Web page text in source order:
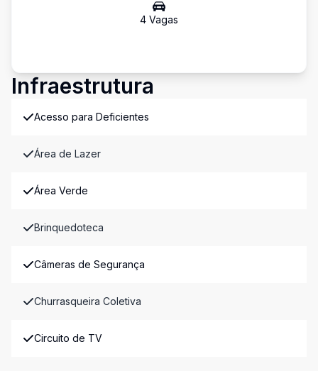
4 Vagas
Infraestrutura
Acesso para Deficientes
Área de Lazer
Área Verde
Brinquedoteca
Câmeras de Segurança
Churrasqueira Coletiva
Circuito de TV